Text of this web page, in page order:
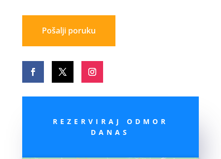
Pošalji poruku
REZERVIRAJ ODMOR
DANAS